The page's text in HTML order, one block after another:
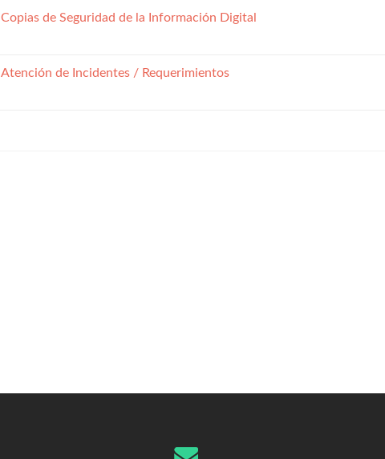
Copias de Seguridad de la Información Digital
Atención de Incidentes / Requerimientos